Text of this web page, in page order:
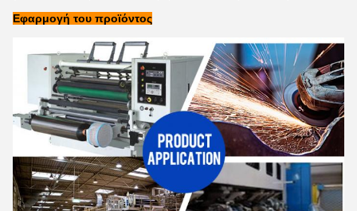
Εφαρμογή του προϊόντος